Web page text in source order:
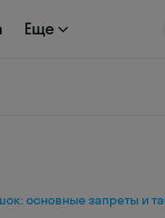
Еще
основные запреты и